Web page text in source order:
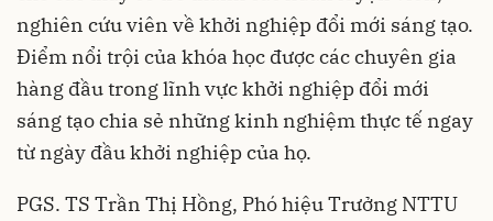
nghiên cứu viên về khởi nghiệp đổi mới sáng tạo.
Điểm nổi trội của khóa học được các chuyên gia
hàng đầu trong lĩnh vực khởi nghiệp đổi mới
sáng tạo chia sẻ những kinh nghiệm thực tế ngay
từ ngày đầu khởi nghiệp của họ.
PGS. TS Trần Thị Hồng, Phó hiệu Trưởng NTTU